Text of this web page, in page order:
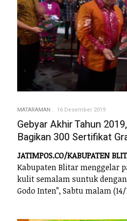
MATARAMAN 16 Desember 2019
Gebyar Akhir Tahun
Bagikan 300 Sertifikat
JATIMPOS.CO/KABUPATEN
Kabupaten Blitar menggelar
kulit semalam suntuk
Godo Inten”, Sabtu malam (14/